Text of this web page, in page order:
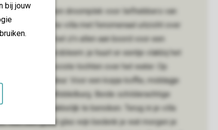
bij jouw
Village, een droomplek voor liefhebbers van
ultramoderne villa met fenomenaal uitzicht over
of boothuis met z’n allen aan boord voor een
mee? Geen probleem: je huurt er eentje vlakbij het
maak je de mooiste tochten over het water. Op
pal voor de deur. Voor een kopje koffie, middagje
Veere of Middelburg. Beide schilderachtige
of auto makkelijk te bereiken. Terug in je villa
Met een goed glas wijn bedenk je wat morgen je